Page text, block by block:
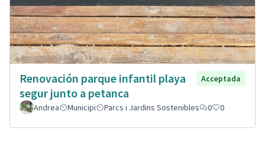
Renovación parque infantil playa
segur junto a petanca
Acceptada
Andrea Municipi Parcs i Jardins Sostenibles 0 0